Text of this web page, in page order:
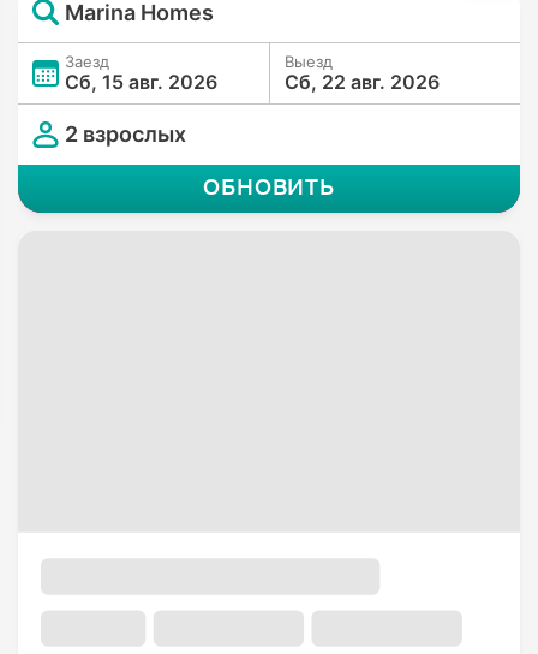
Marina Homes
Заезд
Сб, 15 авг. 2026
Выезд
Сб, 22 авг. 2026
2 взрослых
ОБНОВИТЬ